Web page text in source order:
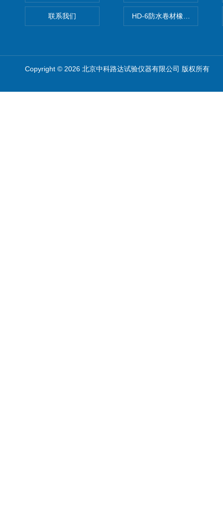
联系我们 HD-6防水卷材橡胶测厚仪
Copyright © 2026 北京中科路达试验仪器有限公司 版权所有